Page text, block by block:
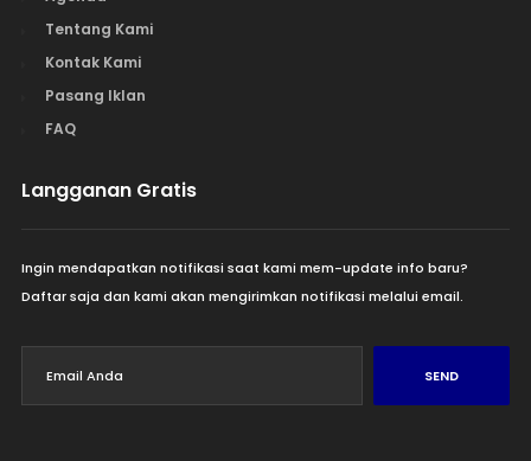
Tentang Kami
Kontak Kami
Pasang Iklan
FAQ
Langganan Gratis
Ingin mendapatkan notifikasi saat kami mem-update info baru?
Daftar saja dan kami akan mengirimkan notifikasi melalui email.
SEND